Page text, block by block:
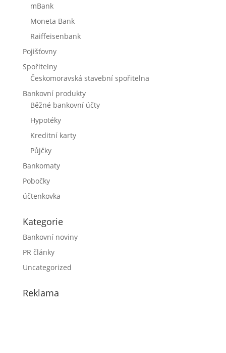
mBank
Moneta Bank
Raiffeisenbank
Pojišťovny
Spořitelny
Českomoravská stavební spořitelna
Bankovní produkty
Běžné bankovní účty
Hypotéky
Kreditní karty
Půjčky
Bankomaty
Pobočky
účtenkovka
Kategorie
Bankovní noviny
PR články
Uncategorized
Reklama